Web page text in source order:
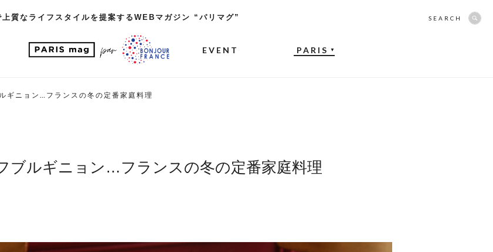
上質なライフスタイルを提案するWEBマガジン “パリマグ”
EVENT PARIS ▼
SEARCH
ギニョン…フランスの冬の定番家庭料理
ブルギニョン…フランスの冬の定番家庭料理